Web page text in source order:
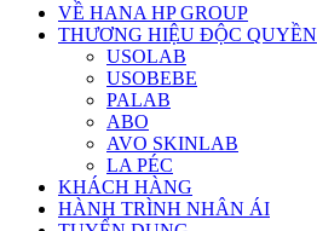
VỀ HANA HP GROUP
THƯƠNG HIỆU ĐỘC QUYỀN
USOLAB
USOBEBE
PALAB
ABO
AVO SKINLAB
LA PÉC
KHÁCH HÀNG
HÀNH TRÌNH NHÂN ÁI